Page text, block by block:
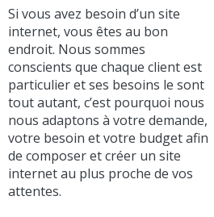
Si vous avez besoin d’un site
internet, vous êtes au bon
endroit. Nous sommes
conscients que chaque client est
particulier et ses besoins le sont
tout autant, c’est pourquoi nous
nous adaptons à votre demande,
votre besoin et votre budget afin
de composer et créer un site
internet au plus proche de vos
attentes.